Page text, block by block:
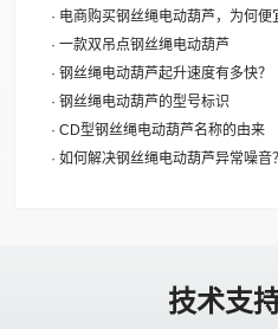
· 电商购买钢丝绳电动葫芦，为何便
· 一款双吊点钢丝绳电动葫芦
· 钢丝绳电动葫芦起升速度有多快？
· 钢丝绳电动葫芦的型号标识
· CD型钢丝绳电动葫芦名称的由来
· 如何解决钢丝绳电动葫芦异常噪音？
技术支